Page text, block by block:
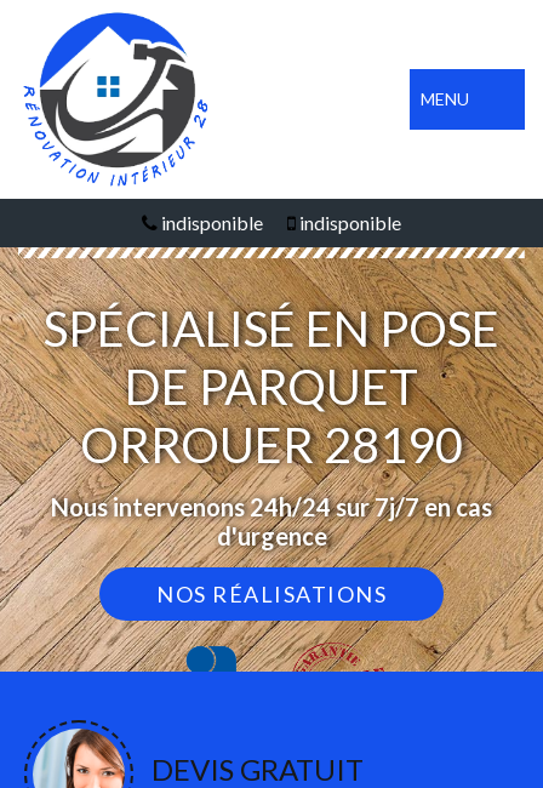
MENU
indisponible indisponible
SPÉCIALISÉ EN POSE
DE PARQUET
ORROUER 28190
Nous intervenons 24h/24 sur 7j/7 en cas
d'urgence
NOS RÉALISATIONS
DEVIS GRATUIT